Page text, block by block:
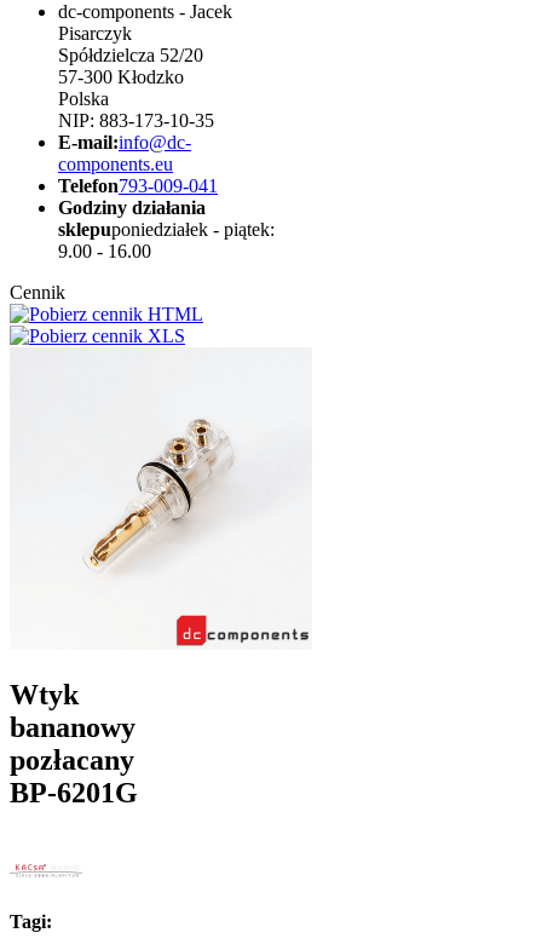
dc-components - Jacek
Pisarczyk
Spółdzielcza 52/20
57-300 Kłodzko
Polska
NIP: 883-173-10-35
E-mail:info@dc-
components.eu
Telefon793-009-041
Godziny działania
sklepuponiedziałek - piątek:
9.00 - 16.00
Cennik
Wtyk
bananowy
pozłacany
BP-6201G
Tagi: